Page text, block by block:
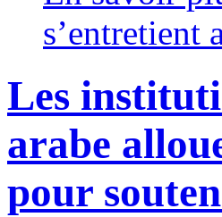
s’entretient
Les
arabe
pour